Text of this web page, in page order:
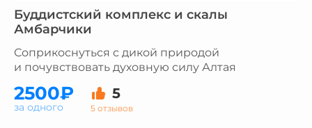
Буддистский комплекс и скалы
Амбарчики
Соприкоснуться с дикой природой
и почувствовать духовную силу Алтая
2500₽ 5
5 отзывов
за одного